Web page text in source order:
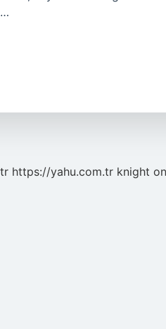
https://yahu.com.tr knight